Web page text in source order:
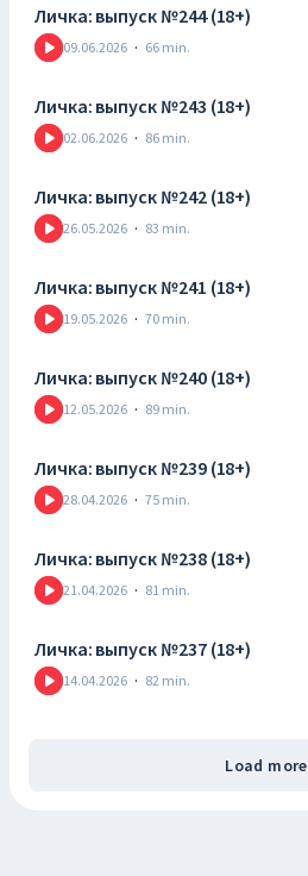
Личка: выпуск №244 (18+)
09.06.2026 · 66 min.
Личка: выпуск №243 (18+)
02.06.2026 · 86 min.
Личка: выпуск №242 (18+)
26.05.2026 · 83 min.
Личка: выпуск №241 (18+)
19.05.2026 · 70 min.
Личка: выпуск №240 (18+)
12.05.2026 · 89 min.
Личка: выпуск №239 (18+)
28.04.2026 · 75 min.
Личка: выпуск №238 (18+)
21.04.2026 · 81 min.
Личка: выпуск №237 (18+)
14.04.2026 · 82 min.
Load more